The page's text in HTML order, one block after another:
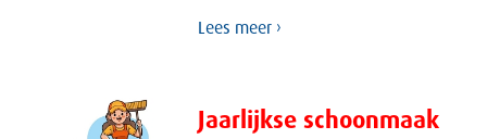
Lees meer ›
Jaarlijkse schoonmaak